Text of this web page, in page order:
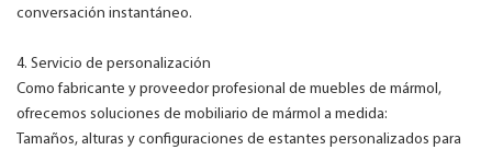
conversación instantáneo.
4. Servicio de personalización
Como fabricante y proveedor profesional de muebles de mármol,
ofrecemos soluciones de mobiliario de mármol a medida:
Tamaños, alturas y configuraciones de estantes personalizados para